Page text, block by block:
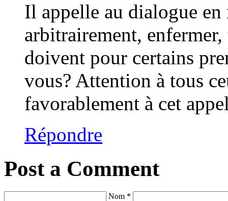
Il appelle au dialogue
arbitrairement,
doivent pour certains
vous? Attention à tous
favorablement à cet
Répondre
Post a Comment
Nom *